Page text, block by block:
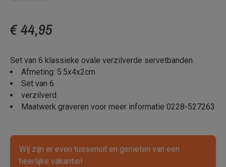
€ 44,95
Set van 6 klassieke ovale verzilverde servetbanden.
Afmeting: 5.5x4x2cm
Set van 6
verzilverd
Maatwerk graveren voor meer informatie 0228-527263
Wij zijn er even tussenuit en genieten van een
heerlijke vakantie!